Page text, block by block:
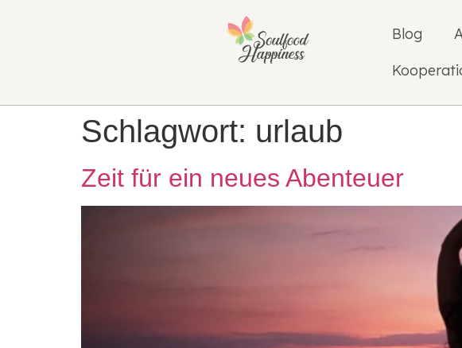
Blog
Schlagwort: urlaub
Zeit für ein neues Abenteuer